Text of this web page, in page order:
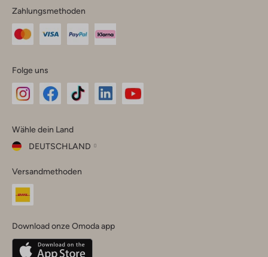
Zahlungsmethoden
Folge uns
Instagram
Facebook
TikTok
Wähle dein Land
DEUTSCHLAND
dein
Land
Belgique(Français)
Versandmethoden
Download onze Omoda app